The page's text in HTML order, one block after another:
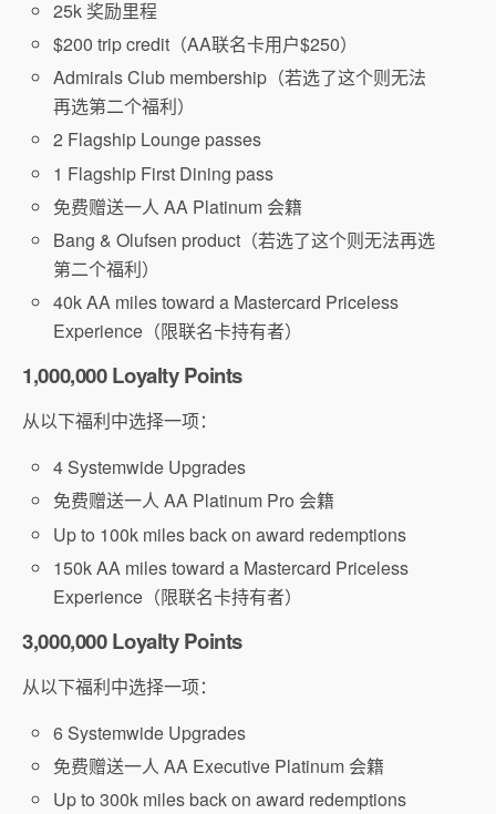
25k 奖励里程
$200 trip credit（AA联名卡用户$250）
Admirals Club membership（若选了这个则无法
再选第二个福利）
2 Flagship Lounge passes
1 Flagship First Dining pass
免费赠送一人 AA Platinum 会籍
Bang & Olufsen product（若选了这个则无法再选
第二个福利）
40k AA miles toward a Mastercard Priceless
Experience（限联名卡持有者）
1,000,000 Loyalty Points
从以下福利中选择一项：
4 Systemwide Upgrades
免费赠送一人 AA Platinum Pro 会籍
Up to 100k miles back on award redemptions
150k AA miles toward a Mastercard Priceless
Experience（限联名卡持有者）
3,000,000 Loyalty Points
从以下福利中选择一项：
6 Systemwide Upgrades
免费赠送一人 AA Executive Platinum 会籍
Up to 300k miles back on award redemptions